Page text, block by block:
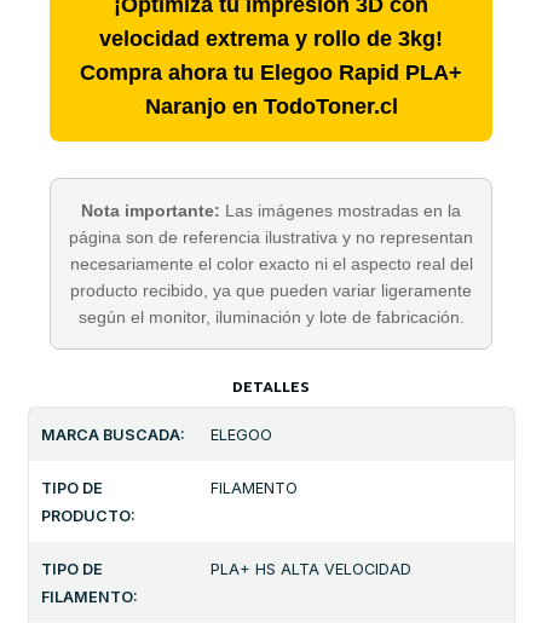
velocidad extrema y rollo de 3kg!
Compra ahora tu Elegoo Rapid PLA+
Naranjo en TodoToner.cl
Nota importante: Las imágenes mostradas en la
página son de referencia ilustrativa y no representan
necesariamente el color exacto ni el aspecto real del
producto recibido, ya que pueden variar ligeramente
según el monitor, iluminación y lote de fabricación.
DETALLES
MARCA BUSCADA: ELEGOO
TIPO DE
PRODUCTO:
FILAMENTO
TIPO DE
FILAMENTO:
PLA+ HS ALTA VELOCIDAD